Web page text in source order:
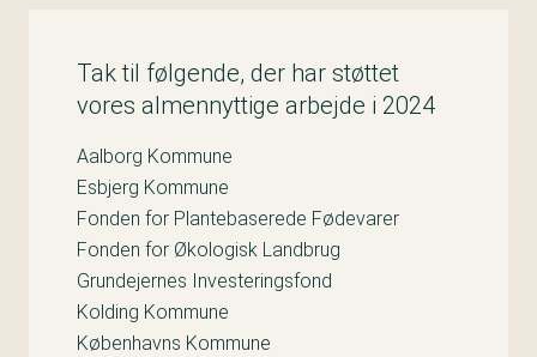
Tak til følgende, der har støttet
vores almennyttige arbejde i 2024
Aalborg Kommune
Esbjerg Kommune
Fonden for Plantebaserede Fødevarer
Fonden for Økologisk Landbrug
Grundejernes Investeringsfond
Kolding Kommune
Københavns Kommune